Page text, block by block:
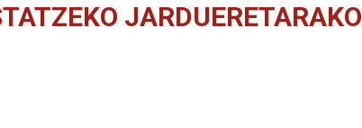
JARDUERETARAKO